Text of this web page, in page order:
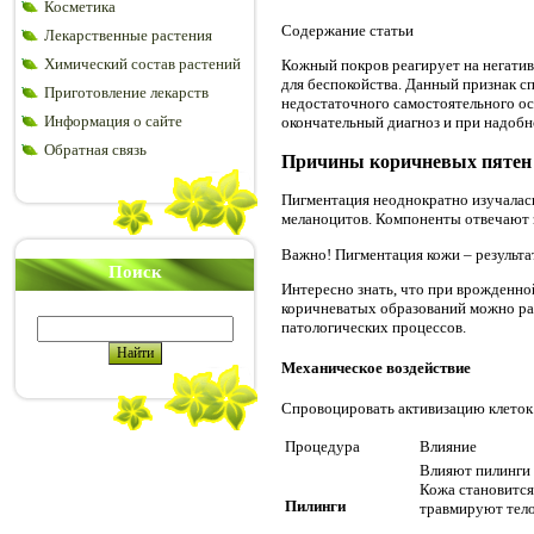
Косметика
Лекарственные растения
Химический состав растений
Приготовление лекарств
Информация о сайте
Обратная связь
Поиск
Содержание статьи
Кожный покров реагирует на
для беспокойства. Данный признак
недостаточного самостоятельного
окончательный диагноз и при
Причины коричневых пятен
Пигментация неоднократно
меланоцитов. Компоненты отвечают
Важно! Пигментация кожи –
Интересно знать, что при
коричневатых образований можно
патологических процессов.
Механическое воздействие
Спровоцировать активизацию
Процедура Влияние
Пилинги
Влияют пилинги
Кожа
травмируют